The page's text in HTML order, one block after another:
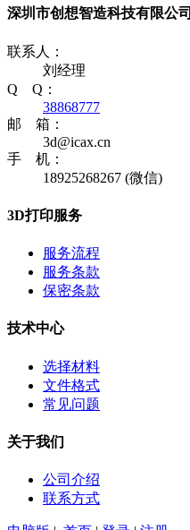
深圳市创想智造科技有限公司
联系人：
刘经理
Q Q：
38868777
邮 箱：
3d@icax.cn
手 机：
18925268267 (微信)
3D打印服务
服务流程
服务条款
保密条款
技术中心
选择材料
文件格式
常见问题
关于我们
公司介绍
联系方式